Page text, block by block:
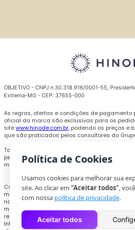
OBJETIVO - CNPJ n 30.318.916/0001-55,
Extrema-MG - CEP: 37655-000
As regras, ofertas e condições de
oficial da marca são exclusivas para os
sitewww.hinode.com.br, podendo os preços e
que são praticados pelos consultores do
Todas as promoções, descontos e preços
período limitado e podem ser alterados ou
momento sem prévio aviso.
Com o objetivo de personalizar a experiência
melhor, cookies e outras tecnologias poderão
navegação, para coletar informações
monitoramento de uso do site. Os usuários
recursos, deverão acessar as configurações
Internet ou realizar o procedimento
Política de Cookies
Usamos cookies para melhorar sua
site. Ao clicar em "Aceitar todos",
com nossa política de privacidade.
Aceitar todos